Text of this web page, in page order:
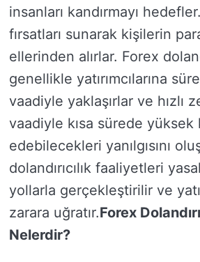
insanları kandırmayı
fırsatları sunarak kişilerin
ellerinden alırlar. Forex
genellikle yatırımcılarına
vaadiyle yaklaşırlar ve hızlı
vaadiyle kısa sürede yüksek
edebilecekleri yanılgısını
dolandırıcılık faaliyetleri
yollarla gerçekleştirilir ve
zarara uğratır.Forex
Nelerdir?